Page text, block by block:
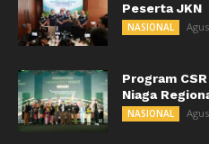
Peserta JKN
NASIONAL
Program
Niaga
NASIONAL